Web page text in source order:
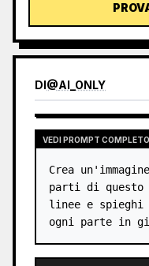
un videogioco)
generatore
coerenti e
completo di 78
raffinate e
pianificate di
automatica ogni
dell'attività
DI@AI_ONLY
VEDI PROMPT COMPLETO
Crea
parti di questo
linee e
ogni parte in